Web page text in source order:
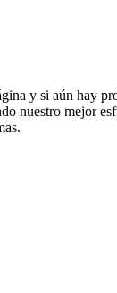
y si aún hay
nuestro mejor